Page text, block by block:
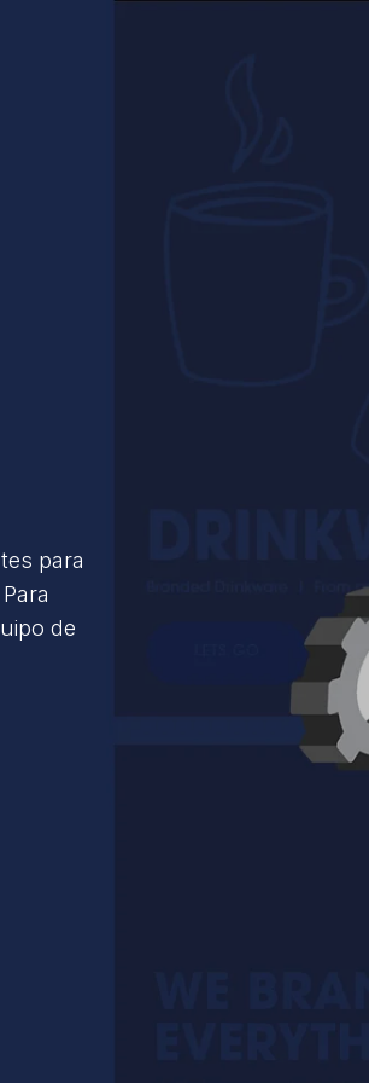
para
de